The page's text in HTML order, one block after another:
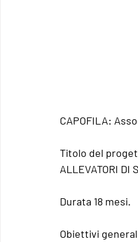
CAPOFILA:
Titolo del
ALLEVATORI DI
Durata 18 mesi.
Obiettivi